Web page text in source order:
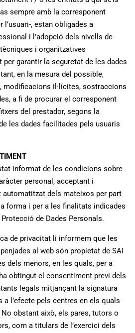
sempre amb la corresponent
, estan obligades a
i l’adopció dels nivells de
i organitzatives
per garantir la seguretat de les dades
en la mesura del possible,
modificacions il·lícites, sostraccions
a fi de procurar el corresponent
del prestador, segons la
les dades facilitades pels usuaris
informat de les condicions sobre
personal, acceptant i
dels mateixos per part
forma i per a les finalitats indicades
de Dades Personals.
de privacitat li informem que les
al web són propietat de SAI
dels menors, en les quals, per a
obtingut el consentiment previ dels
legals mitjançant la signatura
l’efecte pels centres en els quals
obstant això, els pares, tutors o
com a titulars de l’exercici dels